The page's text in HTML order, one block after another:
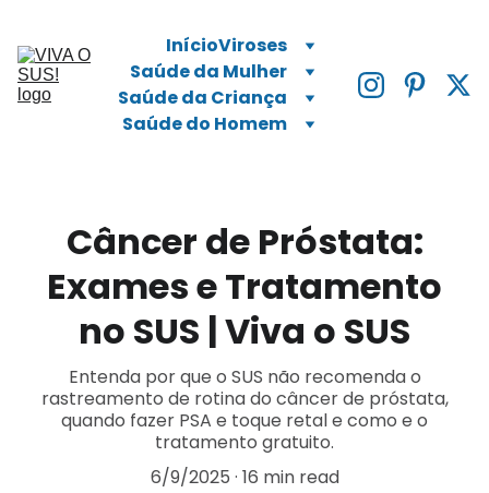
InícioViroses
Saúde da Mulher
Saúde da Criança
Saúde do Homem
Câncer de Próstata:
Exames e Tratamento
no SUS | Viva o SUS
Entenda por que o SUS não recomenda o
rastreamento de rotina do câncer de próstata,
quando fazer PSA e toque retal e como e o
tratamento gratuito.
6/9/2025 16 min read